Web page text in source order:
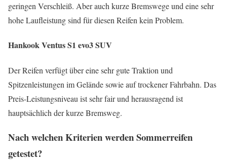
geringen Verschleiß. Aber auch kurze Bremswege und eine sehr
hohe Laufleistung sind für diesen Reifen kein Problem.
Hankook Ventus S1 evo3 SUV
Der Reifen verfügt über eine sehr gute Traktion und
Spitzenleistungen im Gelände sowie auf trockener Fahrbahn. Das
Preis-Leistungsniveau ist sehr fair und herausragend ist
hauptsächlich der kurze Bremsweg.
Nach welchen Kriterien werden Sommerreifen
getestet?